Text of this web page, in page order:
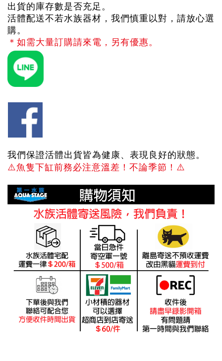
出貨的庫存數是否充足。
活體配送不若水族器材，我們慎重以對，請放心選
購。
＊如需大量訂購請來電，另有優惠。
我們保證活體出貨皆為健康、表現良好的狀態。
⚠️魚隻下缸前務必注意溫差！不論季節！ ⚠️